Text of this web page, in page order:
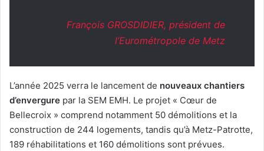
François GROSDIDIER, président de
l’Eurométropole de Metz
L’année 2025 verra le lancement de nouveaux chantiers
d’envergure par la SEM EMH. Le projet « Cœur de
Bellecroix » comprend notamment 50 démolitions et la
construction de 244 logements, tandis qu’à Metz-Patrotte,
189 réhabilitations et 160 démolitions sont prévues.